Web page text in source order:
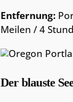
Entfernung:
Meilen / 4
Der blauste